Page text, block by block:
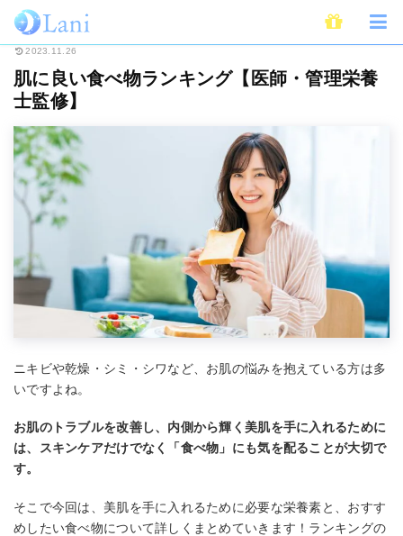
ホーム Beauty 肌に良い食べ物ランキング【医師・管理栄養士監修】
2023.11.26
肌に良い食べ物ランキング【医師・管理栄養
士監修】
ニキビや乾燥・シミ・シワなど、お肌の悩みを抱えている方は多
いですよね。
お肌のトラブルを改善し、内側から輝く美肌を手に入れるために
は、スキンケアだけでなく「食べ物」にも気を配ることが大切で
す。
そこで今回は、美肌を手に入れるために必要な栄養素と、おすす
めしたい食べ物について詳しくまとめていきます！ランキングの